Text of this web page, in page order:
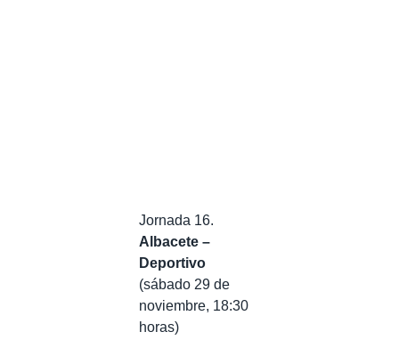
Jornada 16.
Albacete –
Deportivo
(sábado 29 de
noviembre, 18:30
horas)